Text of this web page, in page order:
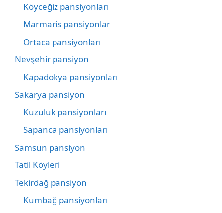
Köyceğiz pansiyonları
Marmaris pansiyonları
Ortaca pansiyonları
Nevşehir pansiyon
Kapadokya pansiyonları
Sakarya pansiyon
Kuzuluk pansiyonları
Sapanca pansiyonları
Samsun pansiyon
Tatil Köyleri
Tekirdağ pansiyon
Kumbağ pansiyonları